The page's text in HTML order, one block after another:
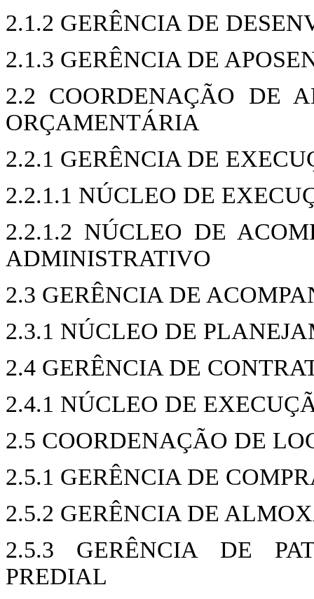
2.1.2 GERÊNCIA DE
2.1.3 GERÊNCIA DE
2.2 COORDENAÇÃO DE
ORÇAMENTÁRIA
2.2.1 GERÊNCIA DE
2.2.1.1 NÚCLEO DE
2.2.1.2 NÚCLEO DE
ADMINISTRATIVO
2.3 GERÊNCIA DE
2.3.1 NÚCLEO DE
2.4 GERÊNCIA DE
2.4.1 NÚCLEO DE
2.5 COORDENAÇÃO DE
2.5.1 GERÊNCIA DE
2.5.2 GERÊNCIA DE
2.5.3 GERÊNCIA DE
PREDIAL